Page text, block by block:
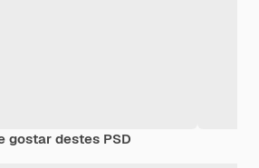
gostar destes PSD